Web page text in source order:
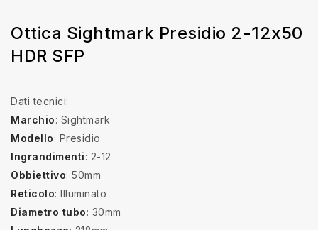
Ottica Sightmark Presidio 2-12x50
HDR SFP
Dati tecnici:
Marchio: Sightmark
Modello: Presidio
Ingrandimenti: 2-12
Obbiettivo: 50mm
Reticolo: Illuminato
Diametro tubo: 30mm